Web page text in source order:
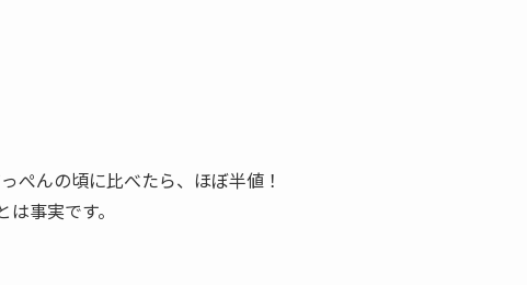
ぺんの頃に比べたら、ほぼ半値！
事実です。